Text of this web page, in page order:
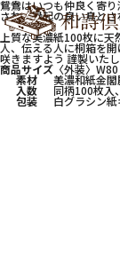
鴛鴦はいつも仲良く寄
され、縁起の良い鳥とさ
上質な美濃紙100枚に
人、伝える人に桐箱を
咲きますよう 謹製いたし
商品サイズ 〈外装〉
素材 美濃和紙金閣
入数 同柄100枚入
包装 白グラシン